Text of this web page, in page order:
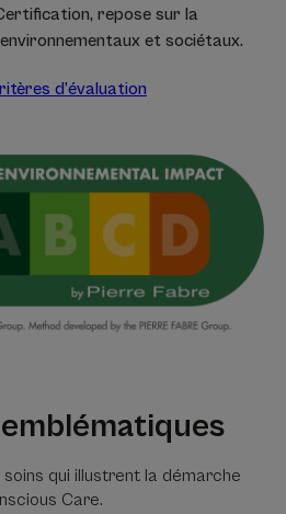
repose sur la
et sociétaux.
d’évaluation
soins qui illustrent la démarche
Care.